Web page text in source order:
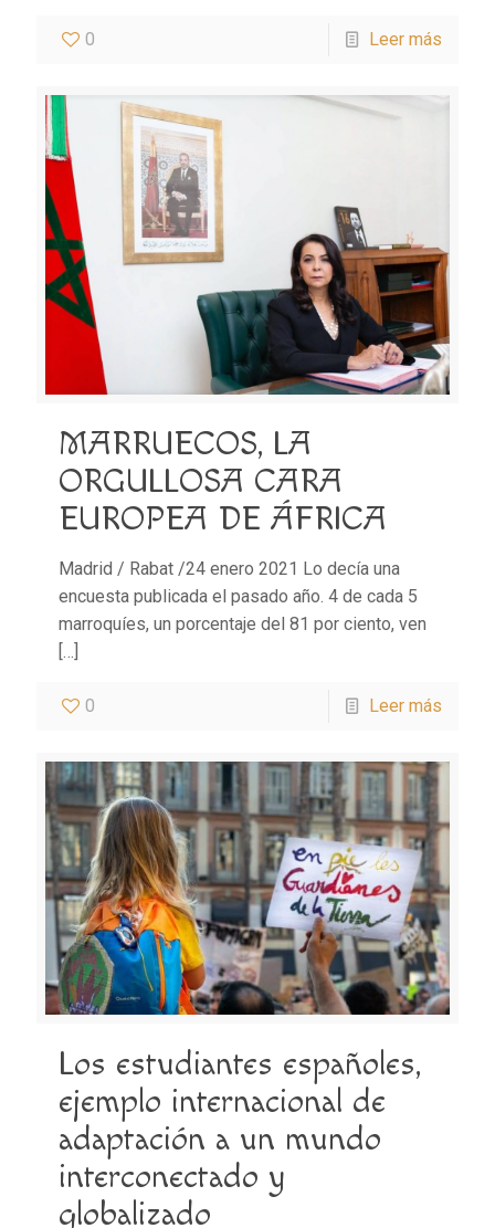
0 Leer más
MARRUECOS, LA
ORGULLOSA CARA
EUROPEA DE ÁFRICA
Madrid / Rabat /24 enero 2021 Lo decía una
encuesta publicada el pasado año. 4 de cada 5
marroquíes, un porcentaje del 81 por ciento, ven
[…]
0 Leer más
Los estudiantes españoles,
ejemplo internacional de
adaptación a un mundo
interconectado y
globalizado